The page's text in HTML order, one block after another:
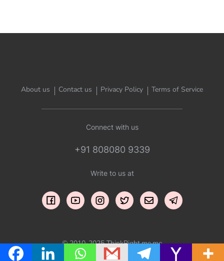
About us Contact us Privacy Policy Terms of Service
Connect with us
+91 808080 9339
Write to us at
© 2010-2025 ThinkRight.me.me